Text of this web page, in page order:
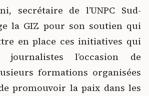
secrétaire de l’UNPC Sud-
la GIZ pour son soutien qui
en place ces initiatives qui
l’occasion de
formations organisées
promouvoir la paix dans les